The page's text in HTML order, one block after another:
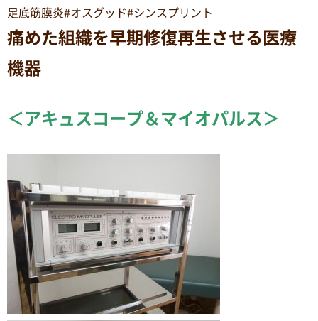
足底筋膜炎#オスグッド#シンスプリント
痛めた組織を早期修復再生させる医療
機器
＜アキュスコープ＆マイオパルス＞